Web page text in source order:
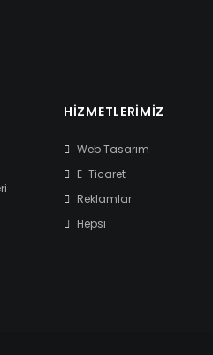
HIZMETLERIMIZ
Web Tasarım
E-Ticaret
Reklamlar
Hepsi